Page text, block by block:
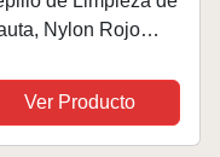
Nylon Rojo
Flauta Cepillo de
Limpiador de
Partes de
Ver Producto